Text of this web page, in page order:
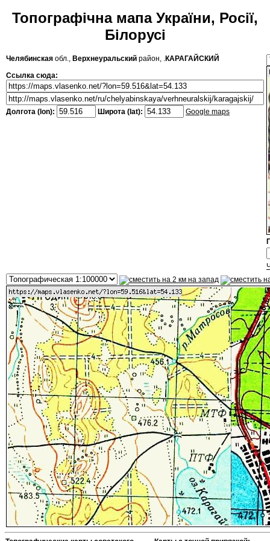
Топографічна мапа України, Росії,
Білорусі
Челябинская обл., Верхнеуральский район, .КАРАГАЙСКИЙ
Ссылка сюда:
Долгота (lon): Широта (lat): Google maps